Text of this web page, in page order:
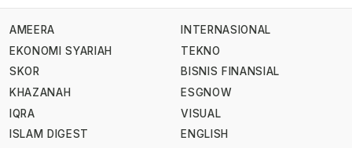
AMEERA
EKONOMI SYARIAH
SKOR
KHAZANAH
IQRA
ISLAM DIGEST
INTERNASIONAL
TEKNO
BISNIS FINANSIAL
ESGNOW
VISUAL
ENGLISH